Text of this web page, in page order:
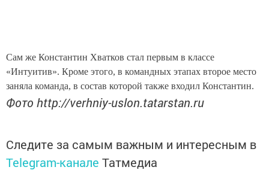
Сам же Константин Хватков стал первым в классе
«Интуитив». Кроме этого, в командных этапах второе место
заняла команда, в состав которой также входил Константин.
Фото http://verhniy-uslon.tatarstan.ru
Следите за самым важным и интересным в
Telegram-канале Татмедиа